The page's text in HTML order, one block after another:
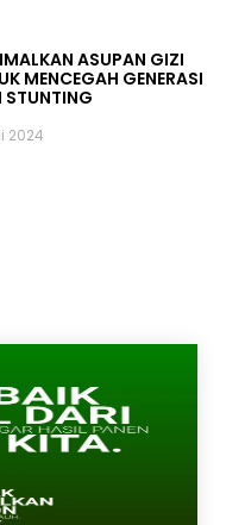
ASUPAN GIZI
MENCEGAH GENERASI
STUNTING
2024